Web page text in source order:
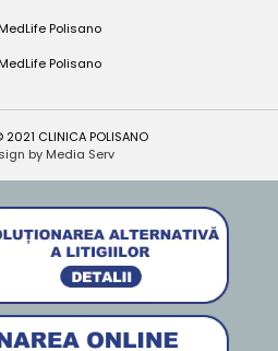
MedLife Polisano
MedLife Polisano
2021 CLINICA POLISANO
by Media Serv